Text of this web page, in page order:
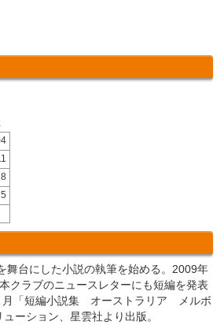
舞台にした小説の執筆を始める。2009年
クラブのニュースレターにも短編を発表
月「短編小説集 オーストラリア メルボ
ーション、星雲社より出版。